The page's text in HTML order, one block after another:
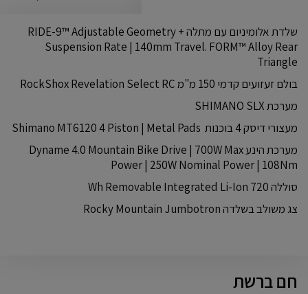
שלדת אלומיניום עם מתלה RIDE-9™ Adjustable Geometry +
Suspension Rate | 140mm Travel. FORM™ Alloy Rear
Triangle
בולם זעזועים קדמי 150 מ"מ RockShox Revelation Select RC
מערכת SHIMANO SLX
מעצורי דיסק 4 בוכנות Shimano MT6120 4 Piston | Metal Pads
מערכת הינע Dyname 4.0 Mountain Bike Drive | 700W Max
Power | 250W Nominal Power | 108Nm
סוללה 720 Wh Removable Integrated Li-Ion
צג משולב בשלדה Rocky Mountain Jumbotron
חם ברשת